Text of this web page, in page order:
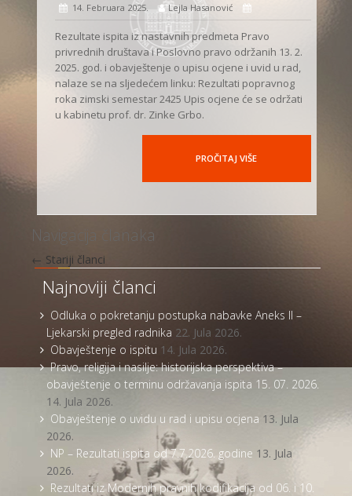
14. Februara 2025. Lejla Hasanović
Rezultate ispita iz nastavnih predmeta Pravo
privrednih društava i Poslovno pravo održanih 13. 2.
2025. god. i obavještenje o upisu ocjene i uvid u rad,
nalaze se na sljedećem linku: Rezultati popravnog
roka zimski semestar 2425 Upis ocjene će se održati
u kabinetu prof. dr. Zinke Grbo.
PROČITAJ VIŠE
Navigacija članaka
← Stariji članci
Najnoviji članci
Odluka o pokretanju postupka nabavke Aneks II –
Ljekarski pregled radnika 22. Jula 2026.
Obavještenje o ispitu 14. Jula 2026.
Pravo, religija i nasilje: historijska perspektiva –
obavještenje o terminu održavanja ispita 15. 07. 2026.
14. Jula 2026.
Obavještenje o uvidu u rad i upisu ocjena 13. Jula
2026.
NP – Rezultati ispita od 7.7.2026. godine 13. Jula
2026.
Rezultati iz Modernih pravnih kodifikacija od 06. i 10.